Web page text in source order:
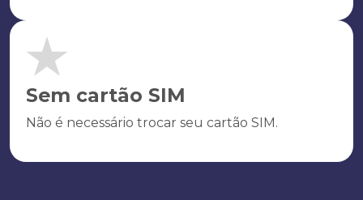
Sem cartão SIM
Não é necessário trocar seu cartão SIM.